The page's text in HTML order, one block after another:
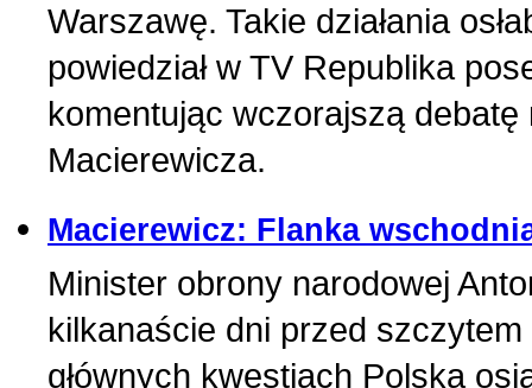
Warszawę. Takie działania
powiedział w TV Republika
komentując wczorajszą debatę
Macierewicza.
Macierewicz: Flanka
Minister obrony narodowej
kilkanaście dni przed
głównych kwestiach Polska